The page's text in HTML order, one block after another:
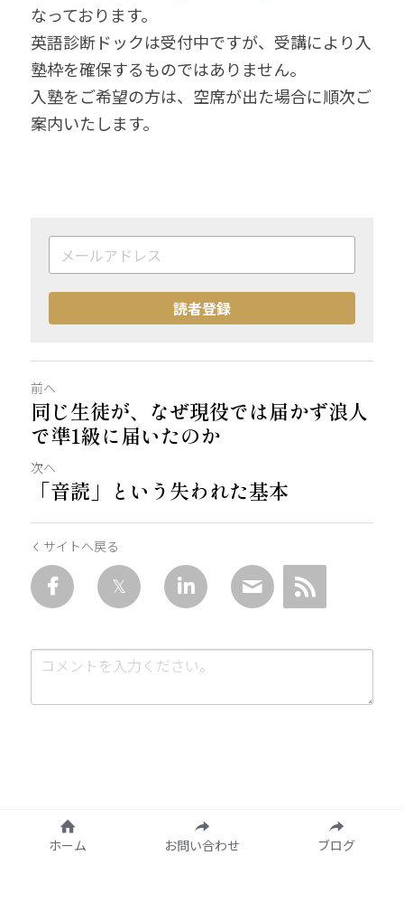
なっております。
英語診断ドックは受付中ですが、受講により入
塾枠を確保するものではありません。
入塾をご希望の方は、空席が出た場合に順次ご
案内いたします。
読者登録
前へ
同じ生徒が、なぜ現役では届かず浪人
で準1級に届いたのか
次へ
「音読」という失われた基本
サイトへ戻る
送信
ホーム お問い合わせ ブログ